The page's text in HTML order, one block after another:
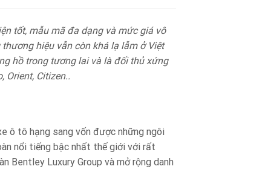
tốt, mẫu mã đa dạng và mức giá vô
hiệu vẫn còn khá lạ lẫm ở Việt
hồ trong tương lai và là đối thủ xứng
Orient, Citizen..
ô tô hạng sang vốn được những ngôi
nổi tiếng bậc nhất thế giới với rất
Bentley Luxury Group và mở rộng danh